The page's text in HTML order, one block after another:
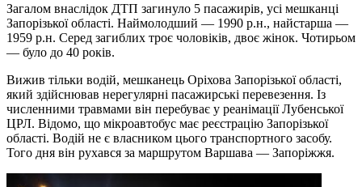
Загалом внаслідок ДТП загинуло 5 пасажирів, усі мешканці
Запорізької області. Наймолодший — 1990 р.н., найстарша —
1959 р.н. Серед загиблих троє чоловіків, двоє жінок. Чотирьом
— було до 40 років.
Вижив тільки водій, мешканець Оріхова Запорізької області,
який здійснював нерегулярні пасажирські перевезення. Із
численними травмами він перебуває у реанімації Лубенської
ЦРЛ. Відомо, що мікроавтобус має реєстрацію Запорізької
області. Водій не є власником цього транспортного засобу.
Того дня він рухався за маршрутом Варшава — Запоріжжя.